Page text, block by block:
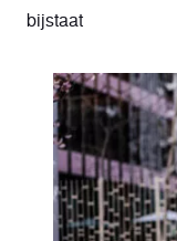
bijstaat